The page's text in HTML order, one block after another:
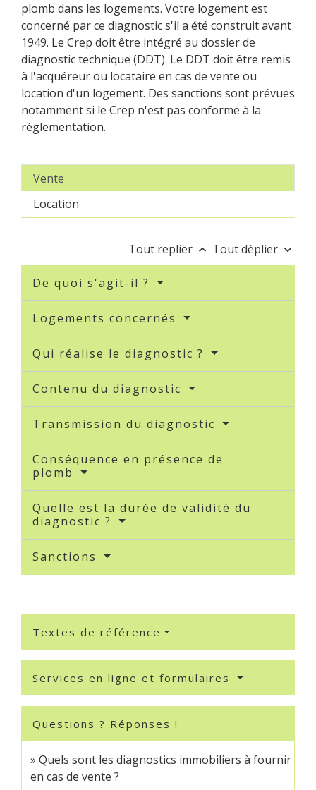
plomb dans les logements. Votre logement est
concerné par ce diagnostic s'il a été construit avant
1949. Le Crep doit être intégré au dossier de
diagnostic technique (DDT). Le DDT doit être remis
à l'acquéreur ou locataire en cas de vente ou
location d'un logement. Des sanctions sont prévues
notamment si le Crep n'est pas conforme à la
réglementation.
Vente
Location
Tout replier keyboard_arrow_up Tout déplier keyboard_arrow_down
De quoi s'agit-il ?
Logements concernés
Qui réalise le diagnostic ?
Contenu du diagnostic
Transmission du diagnostic
Conséquence en présence de
plomb
Quelle est la durée de validité du
diagnostic ?
Sanctions
Textes de référence
Services en ligne et formulaires
Questions ? Réponses !
Quels sont les diagnostics immobiliers à fournir
en cas de vente ?